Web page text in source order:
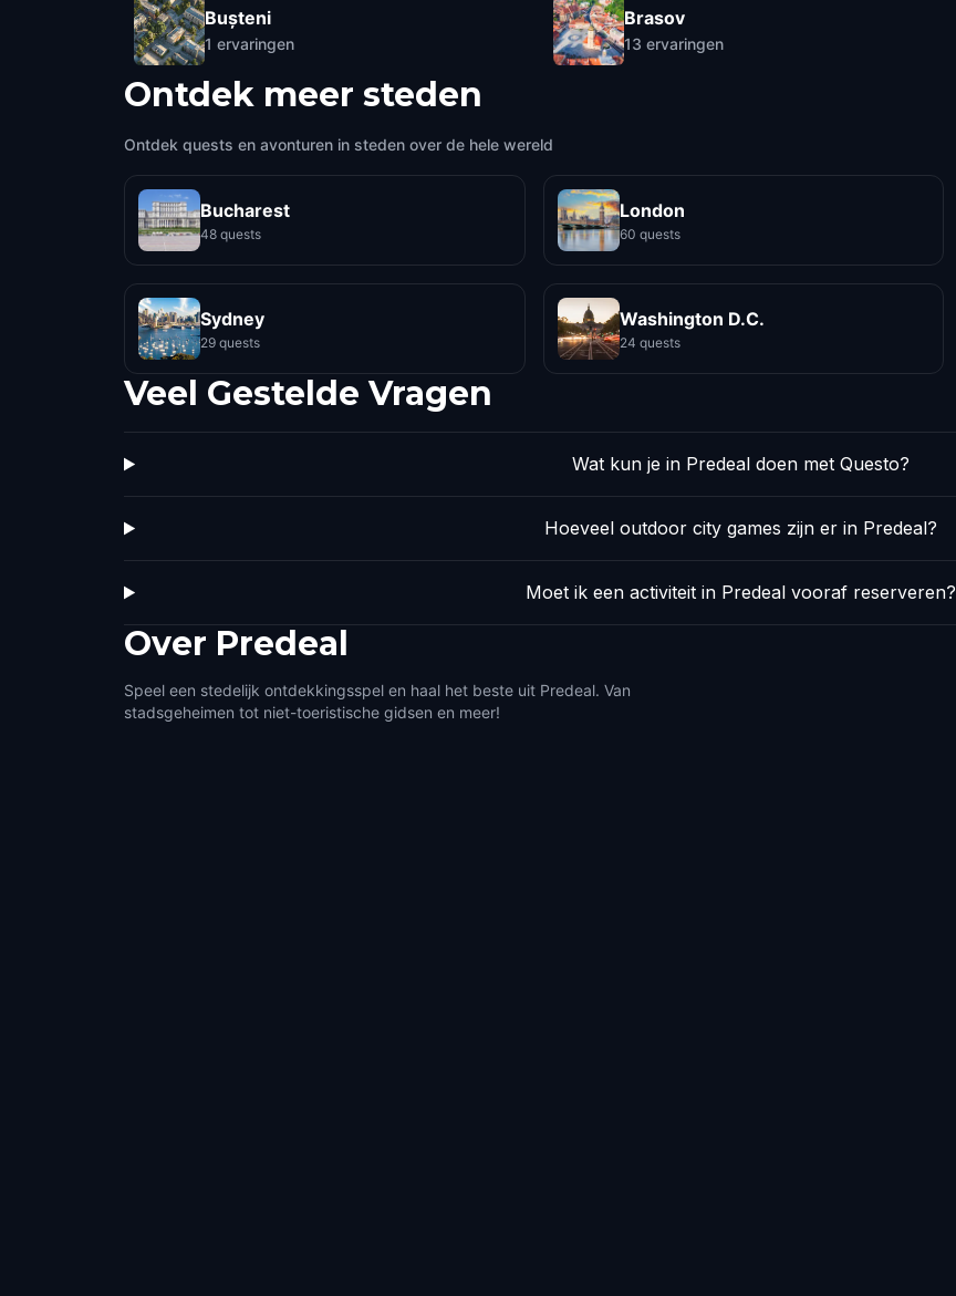
Bușteni
1 ervaringen
Brasov
13 ervaringen
Ontdek meer steden
Ontdek quests en avonturen in steden over de hele wereld
Bucharest
48 quests
London
60 quests
Sydney
29 quests
Washington D.C.
24 quests
Veel Gestelde Vragen
Wat kun je in Predeal doen met Questo?
Hoeveel outdoor city games zijn er in Predeal?
Moet ik een activiteit in Predeal vooraf reserveren?
Over Predeal
Speel een stedelijk ontdekkingsspel en haal het beste uit Predeal. Van
stadsgeheimen tot niet-toeristische gidsen en meer!